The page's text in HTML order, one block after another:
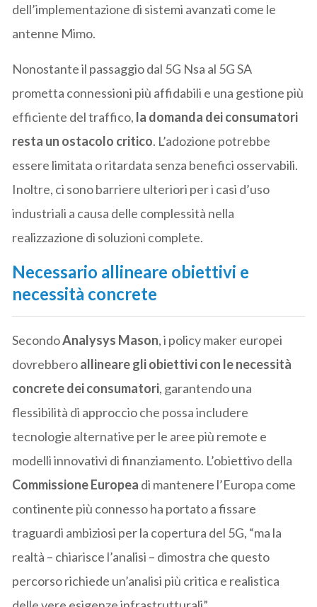
dell’implementazione di sistemi avanzati come le
antenne Mimo.
Nonostante il passaggio dal 5G Nsa al 5G SA
prometta connessioni più affidabili e una gestione più
efficiente del traffico, la domanda dei consumatori
resta un ostacolo critico. L’adozione potrebbe
essere limitata o ritardata senza benefici osservabili.
Inoltre, ci sono barriere ulteriori per i casi d’uso
industriali a causa delle complessità nella
realizzazione di soluzioni complete.
Necessario allineare obiettivi e
necessità concrete
SecondoAnalysys Mason, i policy maker europei
dovrebberoallineare gli obiettivi con le necessità
concrete dei consumatori, garantendo una
flessibilità di approccio che possa includere
tecnologie alternative per le aree più remote e
modelli innovativi di finanziamento. L’obiettivo della
Commissione Europea di mantenere l’Europa come
continente più connesso ha portato a fissare
traguardi ambiziosi per la copertura del 5G, “ma la
realtà – chiarisce l’analisi – dimostra che questo
percorso richiede un’analisi più critica e realistica